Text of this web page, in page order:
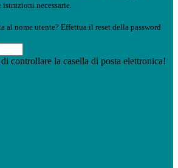
necessarie.
al nome utente? Effettua il reset della password
controllare la casella di posta elettronica!